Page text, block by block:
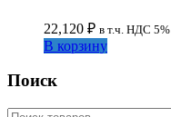
22,120 ₽ в т.ч. НДС 5%
В корзину
Поиск